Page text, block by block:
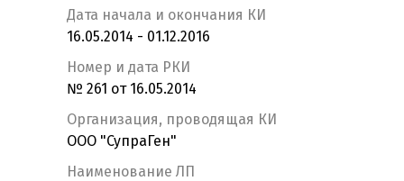
Дата начала и окончания КИ
16.05.2014 - 01.12.2016
Номер и дата РКИ
№ 261 от 16.05.2014
Организация, проводящая КИ
ООО "СупраГен"
Наименование ЛП